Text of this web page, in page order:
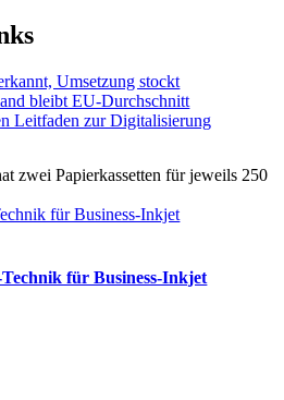
Umsetzung stockt
bleibt EU-Durchschnitt
Leitfaden zur Digitalisierung
für Business-Inkjet
für Business-Inkjet